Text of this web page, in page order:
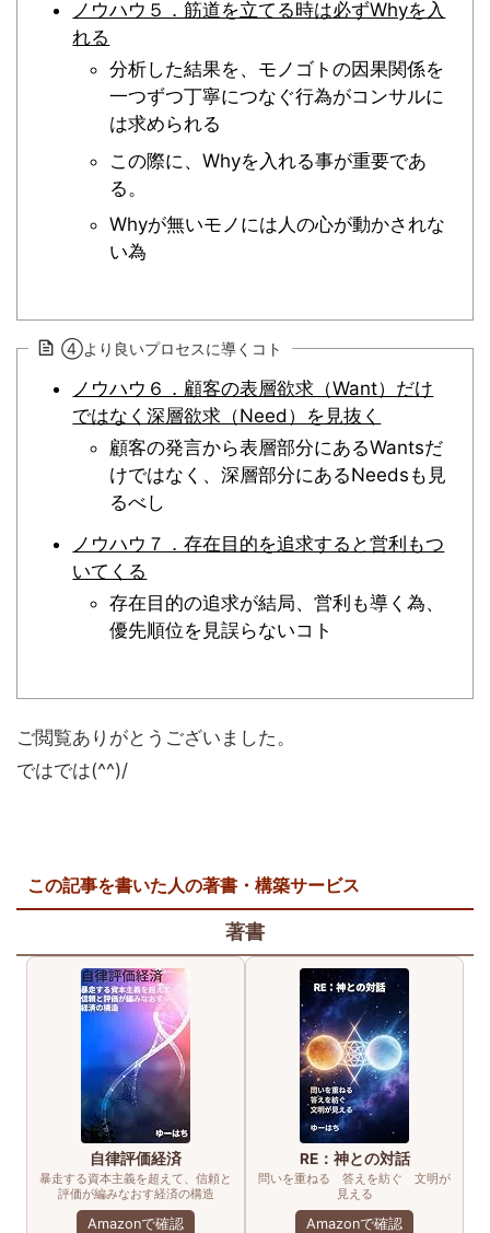
ノウハウ５．筋道を立てる時は必ずWhyを入
れる
分析した結果を、モノゴトの因果関係を
一つずつ丁寧につなぐ行為がコンサルに
は求められる
この際に、Whyを入れる事が重要であ
る。
Whyが無いモノには人の心が動かされな
い為
④より良いプロセスに導くコト
ノウハウ６．顧客の表層欲求（Want）だけ
ではなく深層欲求（Need）を見抜く
顧客の発言から表層部分にあるWantsだ
けではなく、深層部分にあるNeedsも見
るべし
ノウハウ７．存在目的を追求すると営利もつ
いてくる
存在目的の追求が結局、営利も導く為、
優先順位を見誤らないコト
ご閲覧ありがとうございました。
ではでは(^^)/
この記事を書いた人の著書・構築サービス
著書
自律評価経済
暴走する資本主義を超えて、信頼と
評価が編みなおす経済の構造
Amazonで確認
RE：神との対話
問いを重ねる 答えを紡ぐ 文明が
見える
Amazonで確認